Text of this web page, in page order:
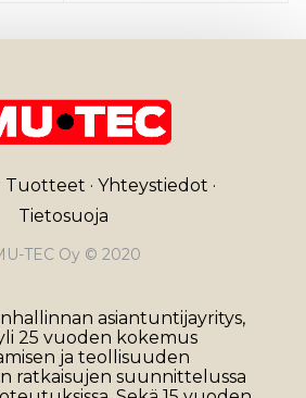
Tuotteet · Yhteystiedot ·
Tietosuoja
TEC Oy © 2020
asiantuntijayritys,
25 vuoden kokemus
ja teollisuuden
ratkaisujen suunnittelussa